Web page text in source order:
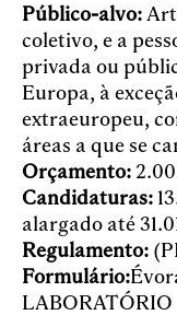
Público-alvo:
coletivo, e a
privada ou
Europa, à
extraeuropeu,
áreas a que se
Orçamento:
Candidaturas:
alargado até
Regulamento:
Formulário:
LABORATÓRIO